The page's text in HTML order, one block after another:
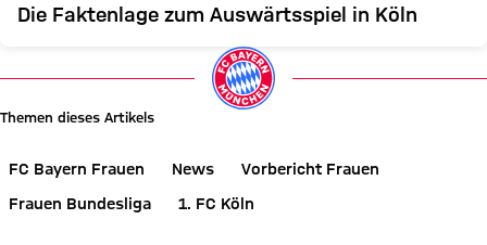
Die Faktenlage zum Auswärtsspiel in Köln
Themen dieses Artikels
FC Bayern Frauen News
Vorbericht Frauen
Frauen Bundesliga
1. FC Köln